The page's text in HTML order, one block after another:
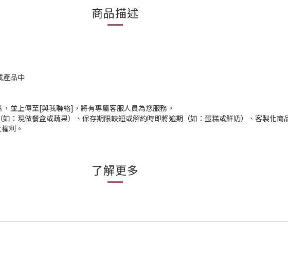
商品描述
產品中
並上傳至[與我聯絡]，將有專屬客服人員為您服務。
：現做餐盒或蔬果）、保存期限較短或解約時即將逾期（如：蛋糕或鮮奶）、客製化
利。
了解更多